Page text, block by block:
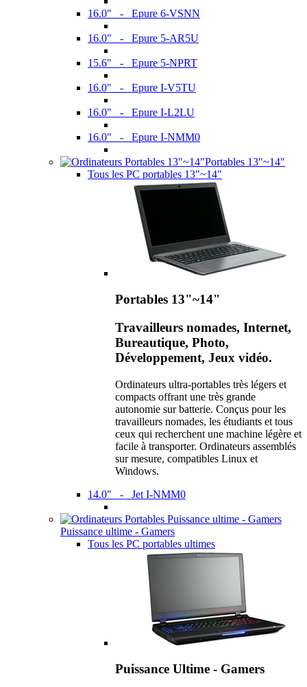
16.0" - Epure 6-VSNN
16.0" - Epure 5-AR5U
15.6" - Epure 5-NPRT
16.0" - Epure I-V5TU
16.0" - Epure I-L2LU
16.0" - Epure I-NMM0
Portables 13"~14"
Tous les PC portables 13"~14"
Portables 13"~14"
Travailleurs nomades, Internet,
Bureautique, Photo,
Développement, Jeux vidéo.
Ordinateurs ultra-portables très légers et
compacts offrant une très grande
autonomie sur batterie. Conçus pour les
travailleurs nomades, les étudiants et tous
ceux qui recherchent une machine légère et
facile à transporter. Ordinateurs assemblés
sur mesure, compatibles Linux et
Windows.
14.0" - Jet I-NMM0
Puissance ultime - Gamers
Tous les PC portables ultimes
Puissance Ultime - Gamers